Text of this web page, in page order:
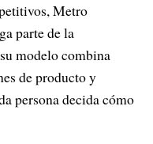
Metro
parte de la
modelo combina
de producto y
persona decida cómo